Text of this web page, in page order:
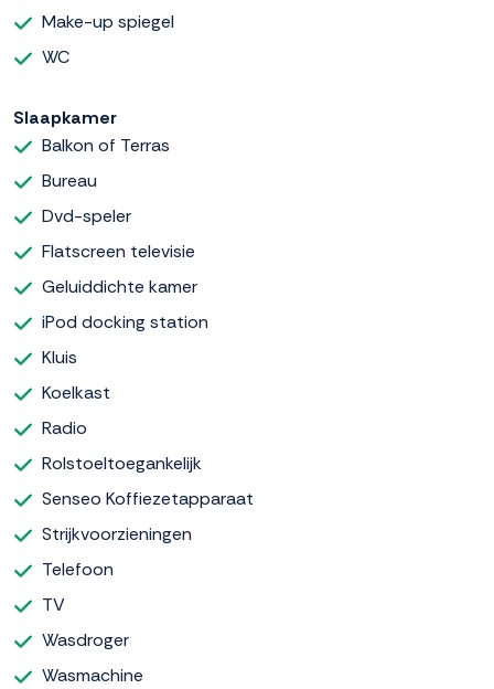
Make-up spiegel
WC
Slaapkamer
Balkon of Terras
Bureau
Dvd-speler
Flatscreen televisie
Geluiddichte kamer
iPod docking station
Kluis
Koelkast
Radio
Rolstoeltoegankelijk
Senseo Koffiezetapparaat
Strijkvoorzieningen
Telefoon
TV
Wasdroger
Wasmachine